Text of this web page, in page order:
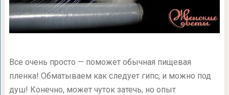
Все очень просто — поможет обычная пищевая
пленка! Обматываем как следует гипс, и можно под
душ! Конечно, может чуток затечь, но опыт